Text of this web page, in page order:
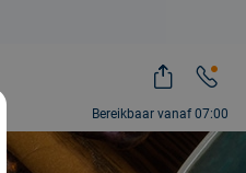
Bereikbaar vanaf 07:00